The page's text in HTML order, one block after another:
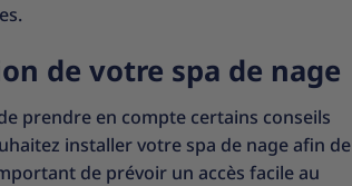
de votre spa de nage
prendre en compte certains conseils
installer votre spa de nage afin de
de prévoir un accès facile au